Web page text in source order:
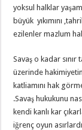
yoksul halklar
büyük yıkımını
ezilenler mazlum
Savaş o kadar sınır
üzerinde
katliamını hak
.Savaş hukukunu
kendi kanlı kar
iğrenç oyun